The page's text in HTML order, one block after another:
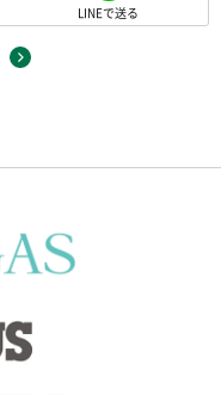
LINEで送る